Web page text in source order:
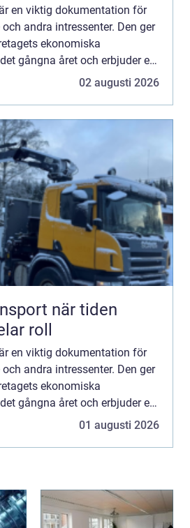
en viktig dokumentation för
andra intressenter. Den ger
ekonomiska
gångna året och erbjuder en
02 augusti 2026
tiden
roll
en viktig dokumentation för
andra intressenter. Den ger
ekonomiska
gångna året och erbjuder en
01 augusti 2026